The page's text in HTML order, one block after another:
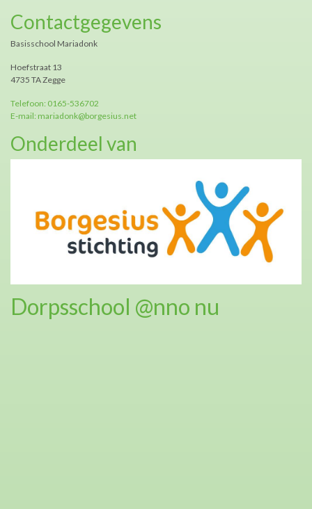
Contactgegevens
Basisschool Mariadonk
Hoefstraat 13
4735 TA Zegge
Telefoon: 0165-536702
E-mail: mariadonk@borgesius.net
Onderdeel van
Dorpsschool @nno nu